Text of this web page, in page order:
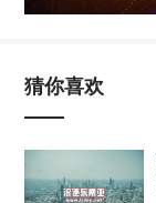
猜你喜欢